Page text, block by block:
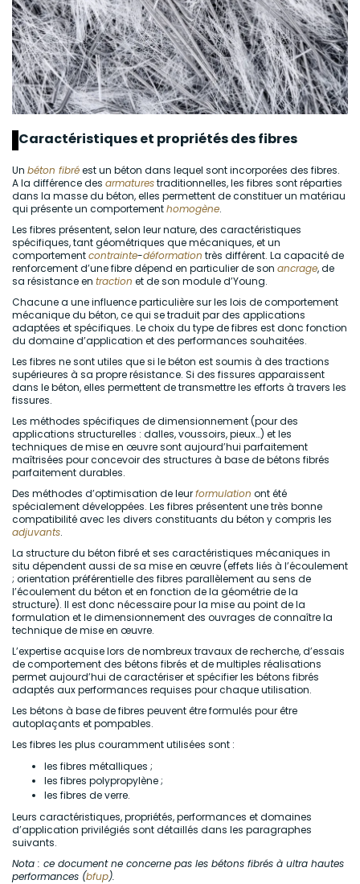
Caractéristiques et propriétés des fibres
Un béton fibréest un béton dans lequel sont incorporées des fibres.
A la différence des armaturestraditionnelles, les fibres sont réparties
dans la masse du béton, elles permettent de constituer un matériau
qui présente un comportementhomogène.
Les fibres présentent, selon leur nature, des caractéristiques
spécifiques, tant géométriques que mécaniques, et un
comportementcontrainte-déformation très différent. La capacité de
renforcement d’une fibre dépend en particulier de son ancrage, de
sa résistance en traction et de son module d’Young.
Chacune a une influence particulière sur les lois de comportement
mécanique du béton, ce qui se traduit par des applications
adaptées et spécifiques. Le choix du type de fibres est donc fonction
du domaine d’application et des performances souhaitées.
Les fibres ne sont utiles que si le béton est soumis à des tractions
supérieures à sa propre résistance. Si des fissures apparaissent
dans le béton, elles permettent de transmettre les efforts à travers les
fissures.
Les méthodes spécifiques de dimensionnement (pour des
applications structurelles : dalles, voussoirs, pieux…) et les
techniques de mise en œuvre sont aujourd’hui parfaitement
maîtrisées pour concevoir des structures à base de bétons fibrés
parfaitement durables.
Des méthodes d’optimisation de leurformulation ont été
spécialement développées. Les fibres présentent une très bonne
compatibilité avec les divers constituants du béton y compris les
adjuvants.
La structure du béton fibré et ses caractéristiques mécaniques in
situ dépendent aussi de sa mise en œuvre (effets liés à l’écoulement
; orientation préférentielle des fibres parallèlement au sens de
l’écoulement du béton et en fonction de la géométrie de la
structure). Il est donc nécessaire pour la mise au point de la
formulation et le dimensionnement des ouvrages de connaître la
technique de mise en œuvre.
L’expertise acquise lors de nombreux travaux de recherche, d’essais
de comportement des bétons fibrés et de multiples réalisations
permet aujourd’hui de caractériser et spécifier les bétons fibrés
adaptés aux performances requises pour chaque utilisation.
Les bétons à base de fibres peuvent être formulés pour être
autoplaçants et pompables.
Les fibres les plus couramment utilisées sont :
les fibres métalliques ;
les fibres polypropylène ;
les fibres de verre.
Leurs caractéristiques, propriétés, performances et domaines
d’application privilégiés sont détaillés dans les paragraphes
suivants.
Nota : ce document ne concerne pas les bétons fibrés à ultra hautes
performances (bfup).